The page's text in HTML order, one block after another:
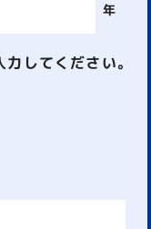
年
してください。